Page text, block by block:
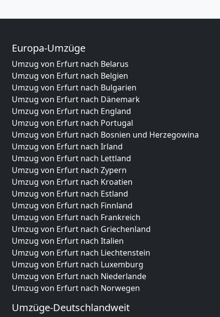
Europa-Umzüge
Umzug von Erfurt nach Belarus
Umzug von Erfurt nach Belgien
Umzug von Erfurt nach Bulgarien
Umzug von Erfurt nach Dänemark
Umzug von Erfurt nach England
Umzug von Erfurt nach Portugal
Umzug von Erfurt nach Bosnien und Herzegowina
Umzug von Erfurt nach Irland
Umzug von Erfurt nach Lettland
Umzug von Erfurt nach Zypern
Umzug von Erfurt nach Kroatien
Umzug von Erfurt nach Estland
Umzug von Erfurt nach Finnland
Umzug von Erfurt nach Frankreich
Umzug von Erfurt nach Griechenland
Umzug von Erfurt nach Italien
Umzug von Erfurt nach Liechtenstein
Umzug von Erfurt nach Luxemburg
Umzug von Erfurt nach Niederlande
Umzug von Erfurt nach Norwegen
Umzüge-Deutschlandweit